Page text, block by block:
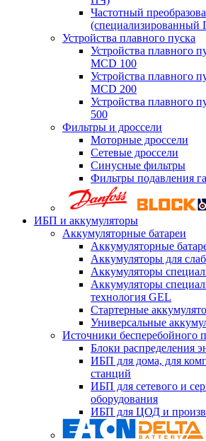
Частотный
(специализированный
Устройства плавного пуска
Устройства плавного
MCD 100
Устройства плавного
MCD 200
Устройства плавного
500
Фильтры и дроссели
Моторные дроссели
Сетевые дроссели
Синусные фильтры
Фильтры подавления
ИБП и аккумуляторы
Аккумуляторные батареи
Аккумуляторные
Аккумуляторы для
Аккумуляторы
Аккумуляторы
технология GEL
Стартерные
Универсальные
Источники бесперебойного
Блоки распределения
ИБП для дома, для
станций
ИБП для сетевого и
оборудования
ИБП для ЦОД и